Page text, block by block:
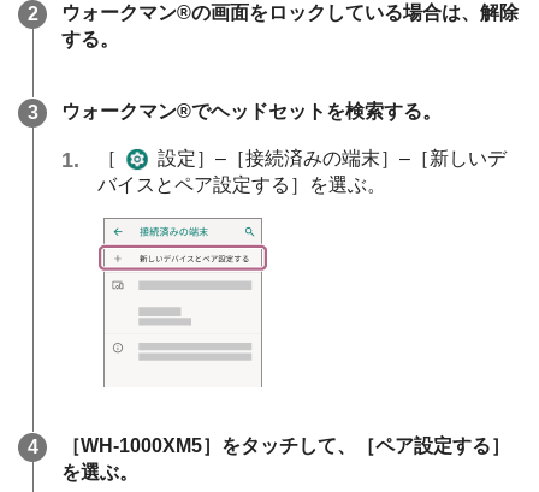
ウォークマン®の画面をロックしている場合は、解除
する。
ウォークマン®でヘッドセットを検索する。
［
設定］–［接続済みの端末］–［新しいデ
バイスとペア設定する］を選ぶ。
［WH-1000XM5］をタッチして、［ペア設定する］
を選ぶ。